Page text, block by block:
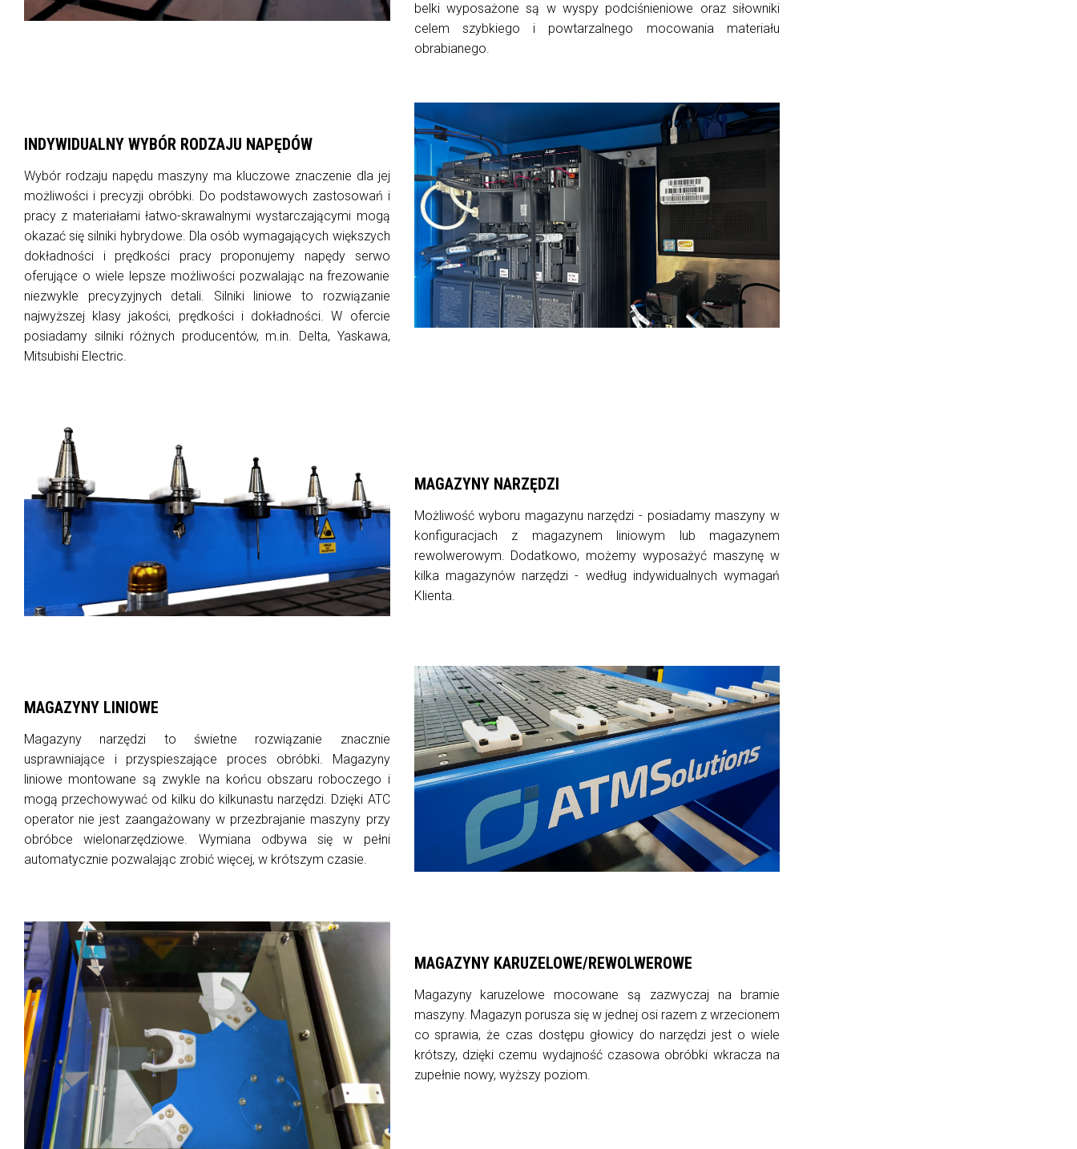
belki wyposażone są w wyspy podciśnieniowe oraz siłowniki
celem szybkiego i powtarzalnego mocowania materiału
obrabianego.
INDYWIDUALNY WYBÓR RODZAJU NAPĘDÓW
Wybór rodzaju napędu maszyny ma kluczowe znaczenie dla jej
możliwości i precyzji obróbki. Do podstawowych zastosowań i
pracy z materiałami łatwo-skrawalnymi wystarczającymi mogą
okazać się silniki hybrydowe. Dla osób wymagających większych
dokładności i prędkości pracy proponujemy napędy serwo
oferujące o wiele lepsze możliwości pozwalając na frezowanie
niezwykle precyzyjnych detali. Silniki liniowe to rozwiązanie
najwyższej klasy jakości, prędkości i dokładności. W ofercie
posiadamy silniki różnych producentów, m.in. Delta, Yaskawa,
Mitsubishi Electric.
MAGAZYNY NARZĘDZI
Możliwość wyboru magazynu narzędzi - posiadamy maszyny w
konfiguracjach z magazynem liniowym lub magazynem
rewolwerowym. Dodatkowo, możemy wyposażyć maszynę w
kilka magazynów narzędzi - według indywidualnych wymagań
Klienta.
MAGAZYNY LINIOWE
Magazyny narzędzi to świetne rozwiązanie znacznie
usprawniające i przyspieszające proces obróbki. Magazyny
liniowe montowane są zwykle na końcu obszaru roboczego i
mogą przechowywać od kilku do kilkunastu narzędzi. Dzięki ATC
operator nie jest zaangażowany w przezbrajanie maszyny przy
obróbce wielonarzędziowe. Wymiana odbywa się w pełni
automatycznie pozwalając zrobić więcej, w krótszym czasie.
MAGAZYNY KARUZELOWE/REWOLWEROWE
Magazyny karuzelowe mocowane są zazwyczaj na bramie
maszyny. Magazyn porusza się w jednej osi razem z wrzecionem
co sprawia, że czas dostępu głowicy do narzędzi jest o wiele
krótszy, dzięki czemu wydajność czasowa obróbki wkracza na
zupełnie nowy, wyższy poziom.